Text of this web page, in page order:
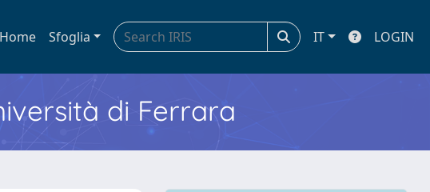
Home Sfoglia IT LOGIN
di Ferrara